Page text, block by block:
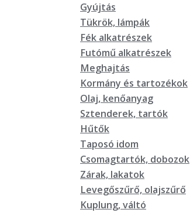
Gyújtás
Tükrök, lámpák
Fék alkatrészek
Futómű alkatrészek
Meghajtás
Kormány és tartozékok
Olaj, kenőanyag
Sztenderek, tartók
Hűtők
Taposó idom
Csomagtartók, dobozok
Zárak, lakatok
Levegőszűrő, olajszűrő
Kuplung, váltó